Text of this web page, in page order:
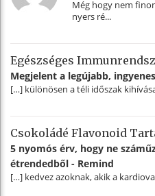
Még hogy nem
nyers ré...
Egészséges
Megjelent a legújabb,
[…] különösen a téli időszak
Csokoládé Flavonoid
5 nyomós érv, hogy ne
étrendedből - Remind
[…] kedvez azoknak, akik a